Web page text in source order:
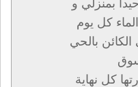
بمنزلي و
كل يوم
بالحي
كل نهاية